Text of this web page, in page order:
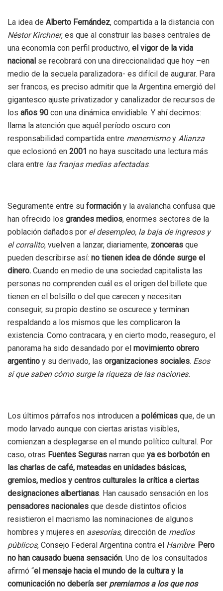
La idea de Alberto Fernández, compartida a la distancia con
Néstor Kirchner, es que al construir las bases centrales de
una economía con perfil productivo, el vigor de la vida
nacional se recobrará con una direccionalidad que hoy –en
medio de la secuela paralizadora- es difícil de augurar. Para
ser francos, es preciso admitir que la Argentina emergió del
gigantesco ajuste privatizador y canalizador de recursos de
los años 90 con una dinámica envidiable. Y ahí decimos:
llama la atención que aquél período oscuro con
responsabilidad compartida entre menemismoy Alianza
que eclosionó en 2001 no haya suscitado una lectura más
clara entre las franjas medias afectadas.
Seguramente entre su formación y la avalancha confusa que
han ofrecido los grandes medios, enormes sectores de la
población dañados por el desempleo, la baja de ingresos y
el corralito, vuelven a lanzar, diariamente, zonceras que
pueden describirse así: no tienen idea de dónde surge el
dinero. Cuando en medio de una sociedad capitalista las
personas no comprenden cuál es el origen del billete que
tienen en el bolsillo o del que carecen y necesitan
conseguir, su propio destino se oscurece y terminan
respaldando a los mismos que les complicaron la
existencia. Como contracara, y en cierto modo, reaseguro, el
panorama ha sido desandado por el movimiento obrero
argentino y su derivado, las organizaciones sociales. Esos
sí que saben cómo surge la riqueza de las naciones.
Los últimos párrafos nos introducen a polémicas que, de un
modo larvado aunque con ciertas aristas visibles,
comienzan a desplegarse en el mundo político cultural. Por
caso, otras Fuentes Seguras narran que ya es borbotón en
las charlas de café, mateadas en unidades básicas,
gremios, medios y centros culturales la crítica a ciertas
designaciones albertianas. Han causado sensación en los
pensadores nacionales que desde distintos oficios
resistieron el macrismo las nominaciones de algunos
hombres y mujeres en asesorías, dirección de medios
públicos, Consejo Federal Argentina contra el Hambre. Pero
no han causado buena sensación. Uno de los consultados
afirmó “el mensaje hacia el mundo de la cultura y la
comunicación no debería ser premiamos a los que nos